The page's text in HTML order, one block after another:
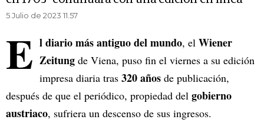
5 Julio de 2023 11.57
E l diario más antiguo del mundo, el Wiener
Zeitung de Viena, puso fin el viernes a su edición
impresa diaria tras 320 años de publicación,
después de que el periódico, propiedad del gobierno
austriaco, sufriera un descenso de sus ingresos.